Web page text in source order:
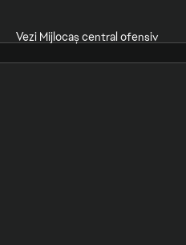
Vezi Mijlocaș central ofensiv